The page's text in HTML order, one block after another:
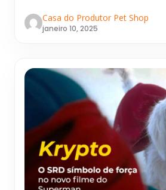
Casa do Produtor Pet Shop
janeiro 10, 2025